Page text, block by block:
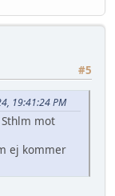
#5
19:41:24 PM
mot
ej kommer